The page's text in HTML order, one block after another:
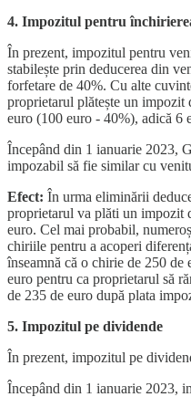
4. Impozitul pentru
În prezent, impozitul pentru
stabilește prin deducerea din
forfetare de 40%. Cu alte
proprietarul plătește un impozit
euro (100 euro - 40%), adică 6
Începând din 1 ianuarie 2023,
impozabil să fie similar cu
Efect: În urma eliminării
proprietarul va plăti un impozit
euro. Cel mai probabil,
chiriile pentru a acoperi
înseamnă că o chirie de 250 de
euro pentru ca proprietarul să
de 235 de euro după plata
5. Impozitul pe dividende
În prezent, impozitul pe
Începând din 1 ianuarie 2023,